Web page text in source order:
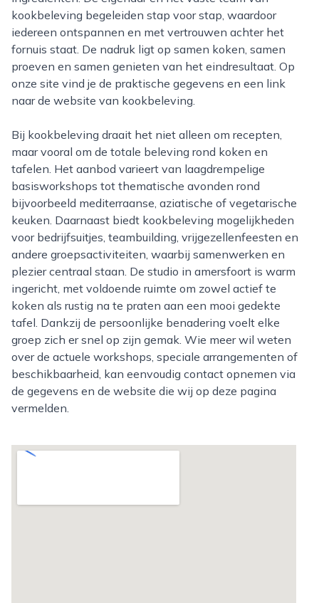
kookbeleving begeleiden stap voor stap, waardoor
iedereen ontspannen en met vertrouwen achter het
fornuis staat. De nadruk ligt op samen koken, samen
proeven en samen genieten van het eindresultaat. Op
onze site vind je de praktische gegevens en een link
naar de website van kookbeleving.
Bij kookbeleving draait het niet alleen om recepten,
maar vooral om de totale beleving rond koken en
tafelen. Het aanbod varieert van laagdrempelige
basisworkshops tot thematische avonden rond
bijvoorbeeld mediterraanse, aziatische of vegetarische
keuken. Daarnaast biedt kookbeleving mogelijkheden
voor bedrijfsuitjes, teambuilding, vrijgezellenfeesten en
andere groepsactiviteiten, waarbij samenwerken en
plezier centraal staan. De studio in amersfoort is warm
ingericht, met voldoende ruimte om zowel actief te
koken als rustig na te praten aan een mooi gedekte
tafel. Dankzij de persoonlijke benadering voelt elke
groep zich er snel op zijn gemak. Wie meer wil weten
over de actuele workshops, speciale arrangementen of
beschikbaarheid, kan eenvoudig contact opnemen via
de gegevens en de website die wij op deze pagina
vermelden.